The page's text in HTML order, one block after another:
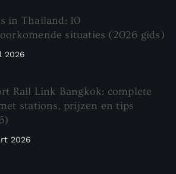
in Thailand: 10
situaties (2026 gids)
2026
Rail Link Bangkok: complete
stations, prijzen en tips
2026